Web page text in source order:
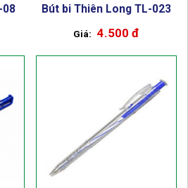
08 Bút bi Thiên Long TL-023
4.500 đ